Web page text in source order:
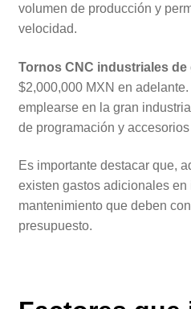
volumen de producción y
velocidad.
Tornos CNC industriales
$2,000,000 MXN en
emplearse en la gran
de programación y
Es importante destacar que,
existen gastos adicionales
mantenimiento que deben
presupuesto.